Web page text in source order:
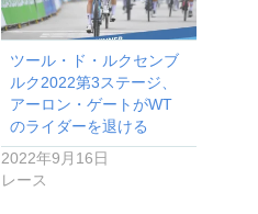
ツール・ド・ルクセンブ
ルク2022第3ステージ、
アーロン・ゲートがWT
のライダーを退ける
2022年9月16日
レース